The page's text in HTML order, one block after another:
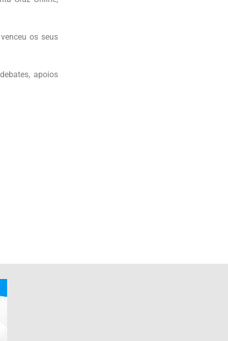
os seus
apoios